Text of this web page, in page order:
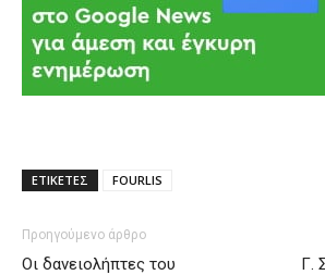
ΕΤΙΚΕΤΕΣ FOURLIS
Προηγούμενο άρθρο
Οι δανειολήπτες του
Γ.